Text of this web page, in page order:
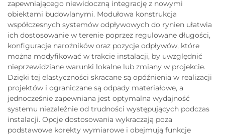
zapewniającego niewidoczną integrację z nowymi
obiektami budowlanymi. Modułowa konstrukcja
współczesnych systemów odpływowych do rynien ułatwia
ich dostosowanie w terenie poprzez regulowane długości,
konfiguracje narożników oraz pozycje odpływów, które
można modyfikować w trakcie instalacji, by uwzględnić
nieprzewidziane warunki lokalne lub zmiany w projekcie.
Dzięki tej elastyczności skracane są opóźnienia w realizacji
projektów i ograniczane są odpady materiałowe, a
jednocześnie zapewniana jest optymalna wydajność
systemu niezależnie od trudności występujących podczas
instalacji. Opcje dostosowania wykraczają poza
podstawowe korekty wymiarowe i obejmują funkcje